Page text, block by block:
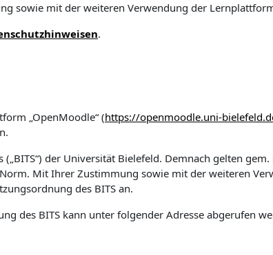
sowie mit der weiteren Verwendung der
.
„OpenMoodle“ (https://openmoodle.uni-
der Universität Bielefeld. Demnach gelten
Mit Ihrer Zustimmung sowie mit der weiteren
des BITS an.
des BITS kann unter folgender Adresse abgerufen